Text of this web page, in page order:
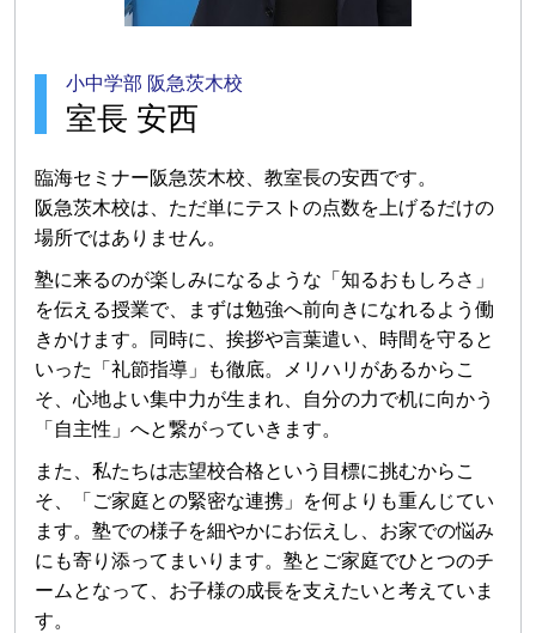
小中学部 阪急茨木校
室長 安西
臨海セミナー阪急茨木校、教室長の安西です。
阪急茨木校は、ただ単にテストの点数を上げるだけの
場所ではありません。
塾に来るのが楽しみになるような「知るおもしろさ」
を伝える授業で、まずは勉強へ前向きになれるよう働
きかけます。同時に、挨拶や言葉遣い、時間を守ると
いった「礼節指導」も徹底。メリハリがあるからこ
そ、心地よい集中力が生まれ、自分の力で机に向かう
「自主性」へと繋がっていきます。
また、私たちは志望校合格という目標に挑むからこ
そ、「ご家庭との緊密な連携」を何よりも重んじてい
ます。塾での様子を細やかにお伝えし、お家での悩み
にも寄り添ってまいります。塾とご家庭でひとつのチ
ームとなって、お子様の成長を支えたいと考えていま
す。